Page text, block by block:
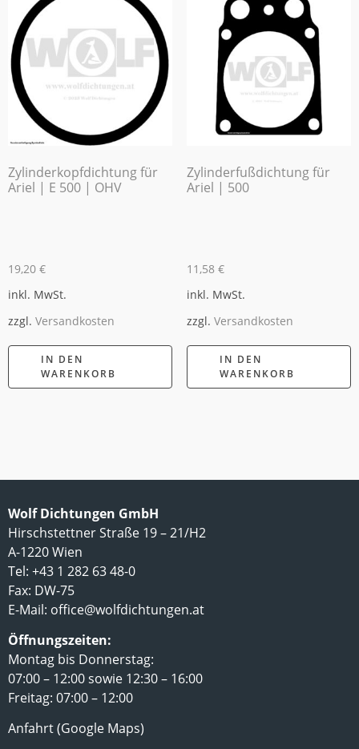
Zylinderkopfdichtung für
Ariel | E 500 | OHV
19,20 €
inkl. MwSt.
zzgl. Versandkosten
IN DEN
WARENKORB
Zylinderfußdichtung für
Ariel | 500
11,58 €
inkl. MwSt.
zzgl. Versandkosten
IN DEN
WARENKORB
Wolf Dichtungen GmbH
Hirschstettner Straße 19 – 21/H2
A-1220 Wien
Tel: +43 1 282 63 48-0
Fax: DW-75
E-Mail: office@wolfdichtungen.at
Öffnungszeiten:
Montag bis Donnerstag:
07:00 – 12:00 sowie 12:30 – 16:00
Freitag: 07:00 – 12:00
Anfahrt (Google Maps)